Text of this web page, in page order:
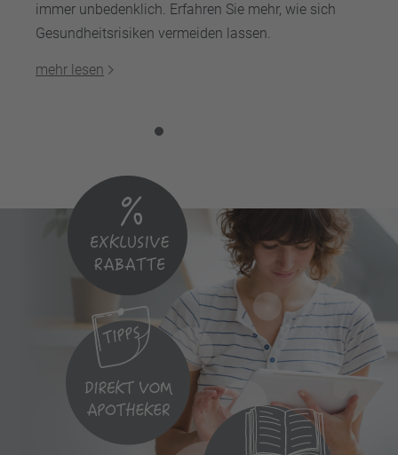
immer unbedenklich. Erfahren Sie mehr, wie sich
Gesundheitsrisiken vermeiden lassen.
mehr lesen